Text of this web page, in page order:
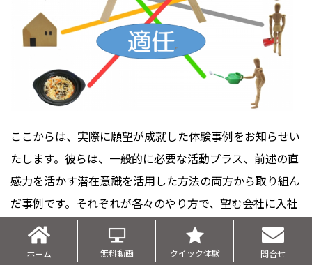
ここからは、実際に願望が成就した体験事例をお知らせい
たします。彼らは、一般的に必要な活動プラス、前述の直
感力を活かす潜在意識を活用した方法の両方から取り組ん
だ事例です。それぞれが各々のやり方で、望む会社に入社
することができました。
体験事例は、職種も違えばキャリアも違います。しかし、
ホーム 無料動画 クイック体験 問合せ